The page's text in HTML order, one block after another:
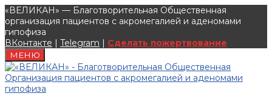
«ВЕЛИКАН» — Благотворительная Общественная
организация пациентов с акромегалией и аденомами
гипофиза
ВКонтакте | Telegram | Сделать пожертвование
МЕНЮ